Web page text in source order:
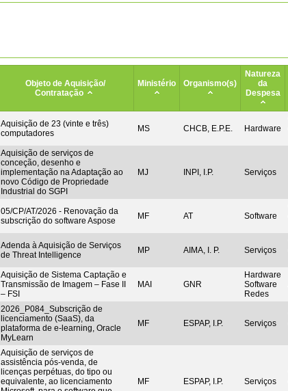
Objeto de Aquisição/
Contratação
Ministério Organismo(s)
Natureza
da
Despesa
Aquisição de 23 (vinte e três)
computadores
MS CHCB, E.P.E. Hardware
Aquisição de serviços de
conceção, desenho e
implementação na Adaptação ao
novo Código de Propriedade
Industrial do SGPI
MJ INPI, I.P. Serviços
05/CP/AT/2026 - Renovação da
subscrição do software Aspose
MF AT Software
Adenda à Aquisição de Serviços
de Threat Intelligence
MP AIMA, I. P. Serviços
Aquisição de Sistema Captação e
Transmissão de Imagem – Fase II
– FSI
MAI GNR
Hardware
Software
Redes
2026_P084_Subscrição de
licenciamento (SaaS), da
plataforma de e-learning, Oracle
MyLearn
MF ESPAP, I.P. Serviços
Aquisição de serviços de
assistência pós-venda, de
licenças perpétuas, do tipo ou
equivalente, ao licenciamento
MF ESPAP, I.P. Serviços